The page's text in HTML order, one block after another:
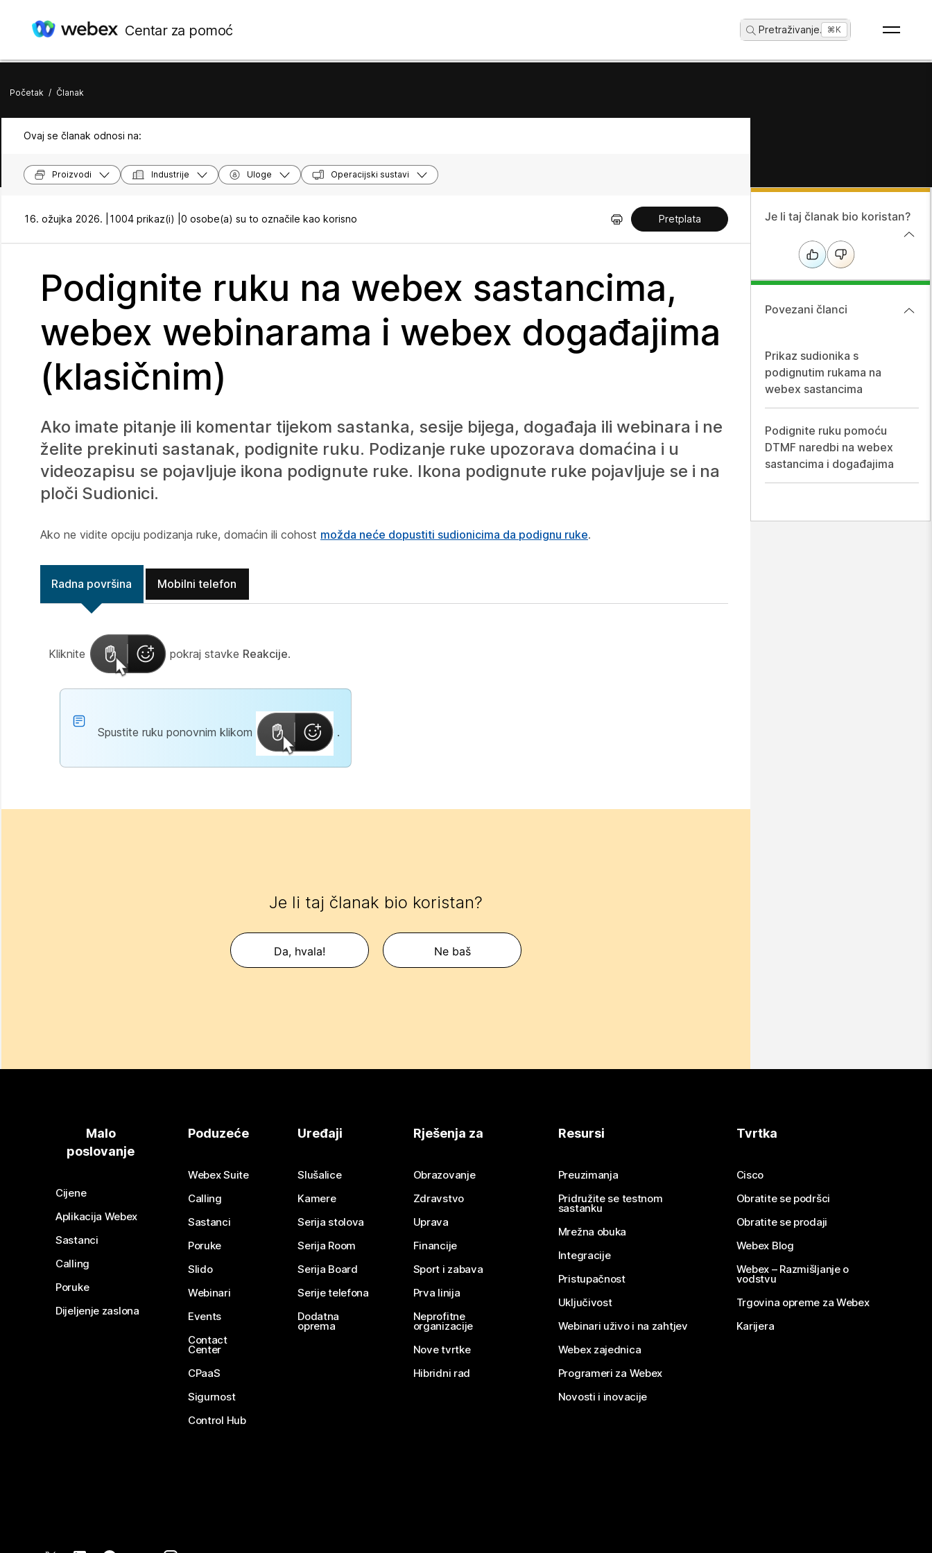
Centar za pomoć Pretraživanje... ⌘K
Početak / Članak
Ovaj se članak odnosi na:
Proizvodi Industrije Uloge Operacijski sustavi
16. ožujka 2026. | 1004 prikaz(i) | 0 osobe(a) su to označile kao korisno Pretplata
Podignite ruku na webex sastancima,
webex webinarama i webex događajima
(klasičnim)
Ako imate pitanje ili komentar tijekom sastanka, sesije bijega, događaja ili webinara i ne
želite prekinuti sastanak, podignite ruku. Podizanje ruke upozorava domaćina i u
videozapisu se pojavljuje ikona podignute ruke. Ikona podignute ruke pojavljuje se i na
ploči Sudionici.
Ako ne vidite opciju podizanja ruke, domaćin ili cohost možda neće dopustiti sudionicima da podignu ruke.
Radna površina Mobilni telefon
Kliknite pokraj stavke Reakcije.
Spustite ruku ponovnim klikom .
Je li taj članak bio koristan?
Da, hvala! Ne baš
Je li taj članak bio koristan?
Povezani članci
Prikaz sudionika s
podignutim rukama na
webex sastancima
Podignite ruku pomoću
DTMF naredbi na webex
sastancima i događajima
Malo
poslovanje
Cijene
Aplikacija Webex
Sastanci
Calling
Poruke
Dijeljenje zaslona
Poduzeće
Webex Suite
Calling
Sastanci
Poruke
Slido
Webinari
Events
Contact
Center
CPaaS
Sigurnost
Control Hub
Uređaji
Slušalice
Kamere
Serija stolova
Serija Room
Serija Board
Serije telefona
Dodatna
oprema
Rješenja za
Obrazovanje
Zdravstvo
Uprava
Financije
Sport i zabava
Prva linija
Neprofitne
organizacije
Nove tvrtke
Hibridni rad
Resursi
Preuzimanja
Pridružite se testnom
sastanku
Mrežna obuka
Integracije
Pristupačnost
Uključivost
Webinari uživo i na zahtjev
Webex zajednica
Programeri za Webex
Novosti i inovacije
Tvrtka
Cisco
Obratite se podršci
Obratite se prodaji
Webex Blog
Webex – Razmišljanje o
vodstvu
Trgovina opreme za Webex
Karijera